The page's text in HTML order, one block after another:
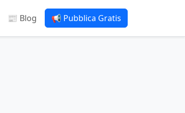
📰 Blog 📢 Pubblica Gratis